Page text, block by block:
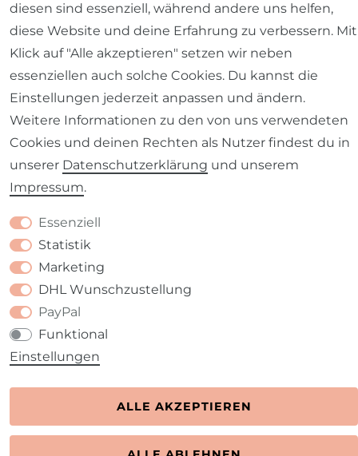
Impressum Daten­schutz­erklärung AGB
Barrierefreiheitserklärung Widerrufs­recht
diesen sind essenziell, während andere uns helfen,
diese Website und deine Erfahrung zu verbessern. Mit
Klick auf "Alle akzeptieren" setzen wir neben
essenziellen auch solche Cookies. Du kannst die
Einstellungen jederzeit anpassen und ändern.
Weitere Informationen zu den von uns verwendeten
Cookies und deinen Rechten als Nutzer findest du in
unserer Daten­schutz­erklärung und unserem
Impressum.
Essenziell
Statistik
Marketing
DHL Wunschzustellung
PayPal
Funktional
Einstellungen
ALLE AKZEPTIEREN